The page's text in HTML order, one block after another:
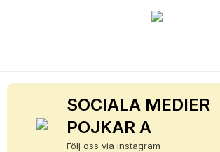
KONTAKT
SOCIALA MEDIER
POJKAR A
Följ oss via Instagram